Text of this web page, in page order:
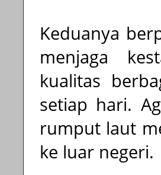
Keduanya
menjaga
kualitas
setiap hari.
rumput laut
ke luar negeri.